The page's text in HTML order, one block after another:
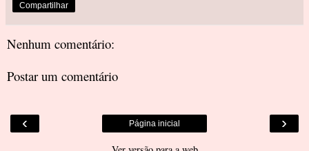
Compartilhar
Nenhum comentário:
Postar um comentário
‹ ›
Página inicial